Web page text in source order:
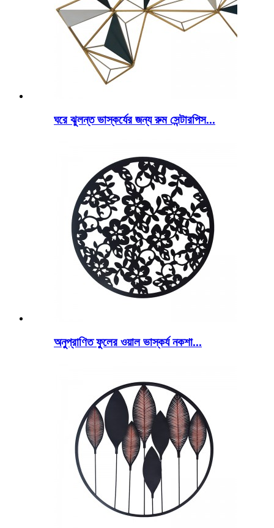
ঘরে ঝুলন্ত ভাস্কর্যের জন্য রুম সেন্টারপিস...
অনুপ্রাণিত ফুলের ওয়াল ভাস্কর্য নকশা...